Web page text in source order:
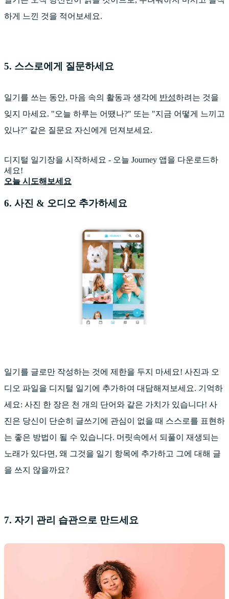
하게 느낀 것을 적어보세요.
5. 스스로에게 질문하세요
일기를 쓰는 동안, 마음 속의 활동과 생각에 반성하려는 것을
잊지 마세요. "오늘 하루는 어땠나?" 또는 "지금 어떻게 느끼고
있나?" 같은 질문요 자신에게 던져보세요.
디지털 일기장을 시작하세요 - 오늘 Journey 앱을 다운로드하
세요!
오늘 시도해보세요
6. 사진 & 오디오 추가하세요
일기를 글로만 작성하는 것에 제한을 두지 마세요! 사진과 오
디오 파일을 디지털 일기에 추가하여 대담해져보세요. 기억하
세요: 사진 한 장은 천 개의 단어와 같은 가치가 있습니다! 사
진은 당신이 단순히 글쓰기에 관심이 없을 때 스스로를 표현하
는 좋은 방법이 될 수 있습니다. 머릿속에서 되풀이 재생되는
노래가 있다면, 왜 그것을 일기 항목에 추가하고 그에 대해 글
을 쓰지 않을까요?
7. 자기 관리 습관으로 만드세요